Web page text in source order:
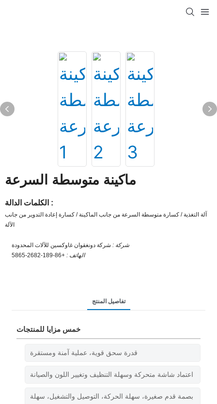
ماكينة متوسطة السرعة
الكلمات الدالة :
آلة التغذية / كسارة متوسطة السرعة من جانب الماكينة / كسارة إعادة التدوير من جانب
الآلة
شركة : شركة دونغقوان غاوكسين للآلات المحدودة
الهاتف : +86-189-2682-5865
تفاصيل المنتج
خمس مزايا للمنتجات
قدرة سحق قوية، عملية آمنة ومستقرة
اعتماد شاشة متحركة وسهلة التنظيف وتغيير اللون والصيانة
بصمة قدم صغيرة، سهلة الحركة، التوصيل والتشغيل، سهلة